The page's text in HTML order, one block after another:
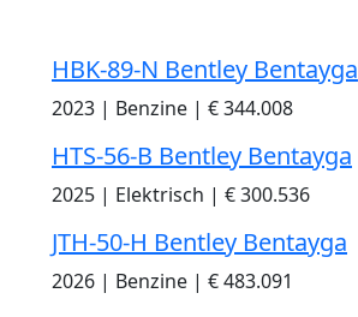
HBK-89-N Bentley Bentayga
2023 | Benzine | € 344.008
HTS-56-B Bentley Bentayga
2025 | Elektrisch | € 300.536
JTH-50-H Bentley Bentayga
2026 | Benzine | € 483.091